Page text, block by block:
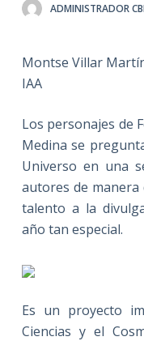
n
o
ADMINISTRADOR
Montse Villar
IAA
Los personajes de
Medina se
Universo en una
autores de
talento a la
año tan especial.
Es un proyecto
Ciencias y el